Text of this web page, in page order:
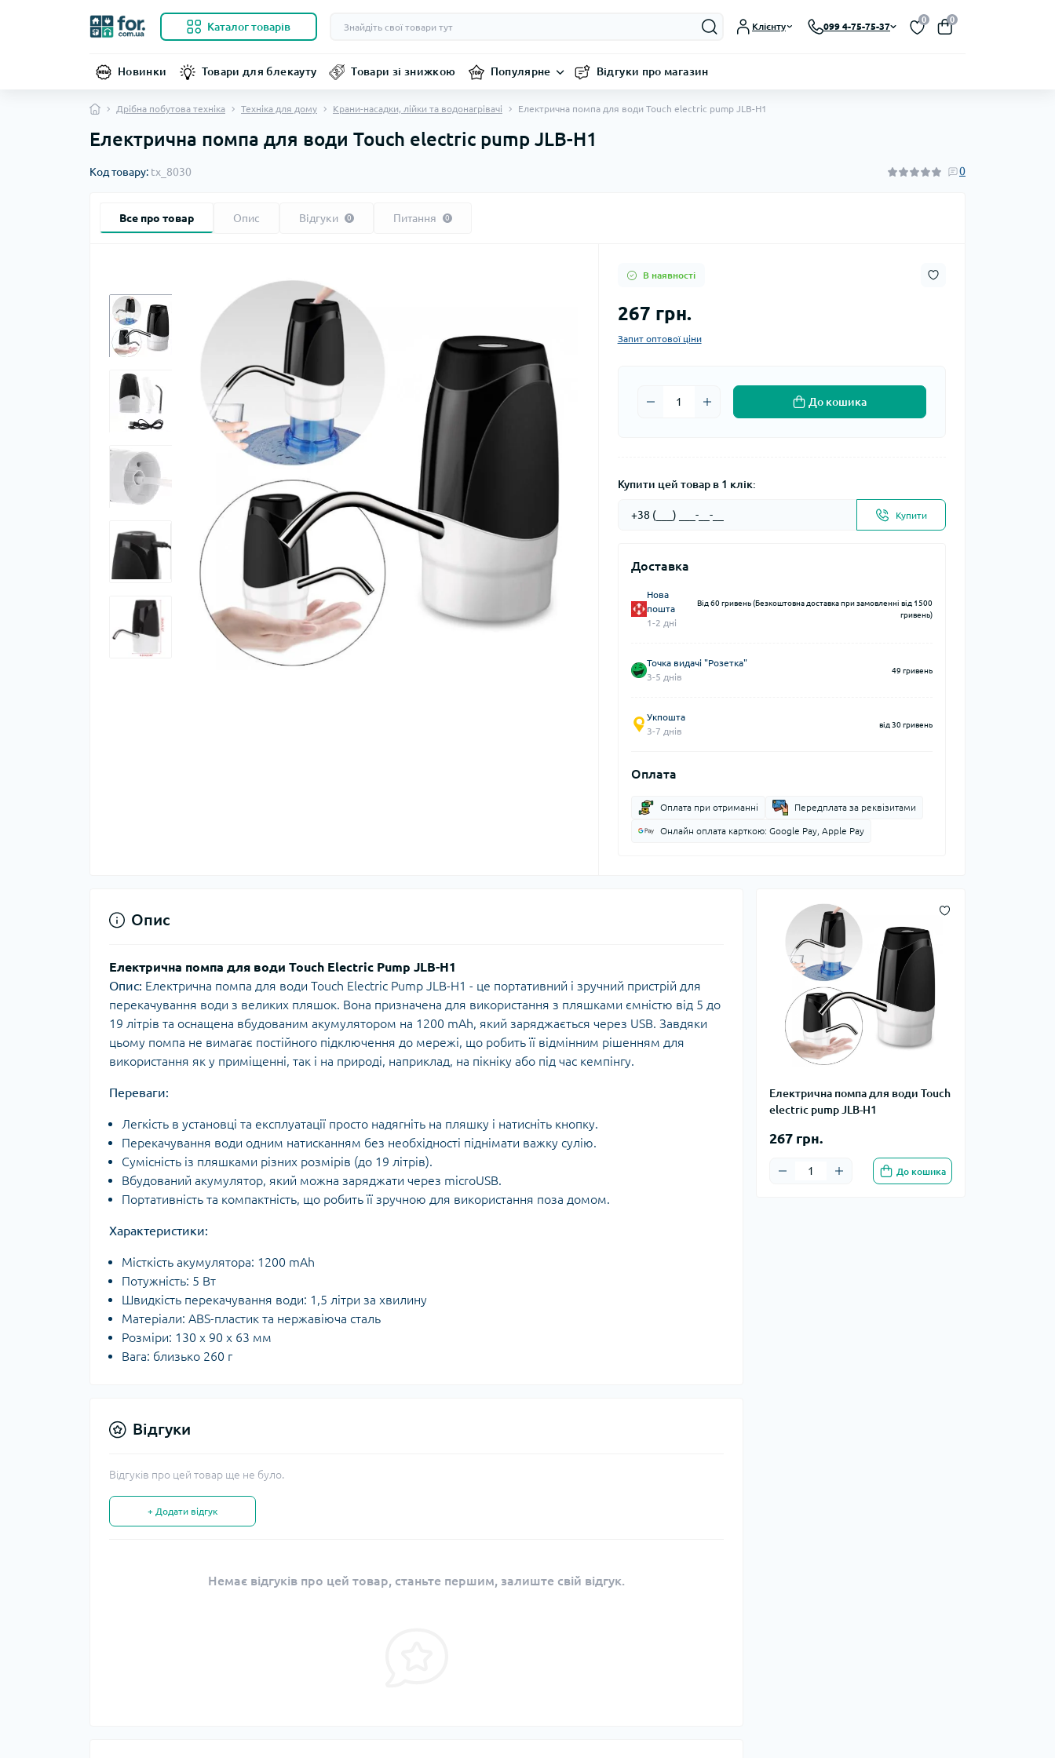
Каталог товарів Клієнту 099 4-75-75-37
0 0
Новинки Товари для блекауту Товари зі знижкою Популярне Відгуки про магазин
Дрібна побутова техніка Техніка для дому Крани-насадки, лійки та водонагрівачі Електрична помпа для води Touch electric pump JLB-H1
Електрична помпа для води Touch electric pump JLB-H1
Код товару: tx_8030 0
Все про товар Опис Відгуки 0 Питання 0
В наявності
267 грн.
Запит оптової ціни
До кошика
Купити цей товар в 1 клік:
Купити
Доставка
Нова
пошта
1-2 дні
Від 60 гривень (Безкоштовна доставка при замовленні від 1500
гривень)
Точка видачі "Розетка"
3-5 днів
49 гривень
Укпошта
3-7 днів
від 30 гривень
Оплата
Оплата при отриманні Передплата за реквізитами
Онлайн оплата карткою: Google Pay, Apple Pay
Електрична помпа для води Touch
electric pump JLB-H1
267 грн.
До кошика
Опис
Електрична помпа для води Touch Electric Pump JLB-H1
Опис: Електрична помпа для води Touch Electric Pump JLB-H1 - це портативний і зручний пристрій для
перекачування води з великих пляшок. Вона призначена для використання з пляшками ємністю від 5 до
19 літрів та оснащена вбудованим акумулятором на 1200 mAh, який заряджається через USB. Завдяки
цьому помпа не вимагає постійного підключення до мережі, що робить її відмінним рішенням для
використання як у приміщенні, так і на природі, наприклад, на пікніку або під час кемпінгу.
Переваги:
Легкість в установці та експлуатації просто надягніть на пляшку і натисніть кнопку.
Перекачування води одним натисканням без необхідності піднімати важку сулію.
Сумісність із пляшками різних розмірів (до 19 літрів).
Вбудований акумулятор, який можна заряджати через microUSB.
Портативність та компактність, що робить її зручною для використання поза домом.
Характеристики:
Місткість акумулятора: 1200 mAh
Потужність: 5 Вт
Швидкість перекачування води: 1,5 літри за хвилину
Матеріали: ABS-пластик та нержавіюча сталь
Розміри: 130 х 90 х 63 мм
Вага: близько 260 г
Відгуки
Відгуків про цей товар ще не було.
+ Додати відгук
Немає відгуків про цей товар, станьте першим, залиште свій відгук.